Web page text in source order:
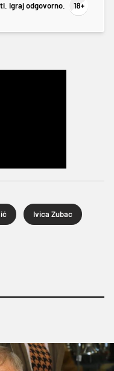
Igraj odgovorno.
Ivica Zubac